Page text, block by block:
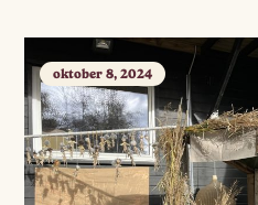
oktober 8, 2024